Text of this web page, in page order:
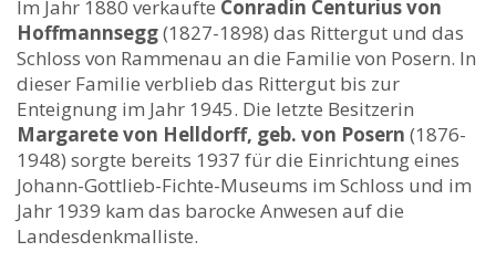
Im Jahr 1880 verkaufte Conradin Centurius von
Hoffmannsegg(1827-1898) das Rittergut und das
Schloss von Rammenau an die Familie von Posern. In
dieser Familie verblieb das Rittergut bis zur
Enteignung im Jahr 1945. Die letzte Besitzerin
Margarete von Helldorff, geb. von Posern (1876-
1948) sorgte bereits 1937 für die Einrichtung eines
Johann-Gottlieb-Fichte-Museums im Schloss und im
Jahr 1939 kam das barocke Anwesen auf die
Landesdenkmalliste.